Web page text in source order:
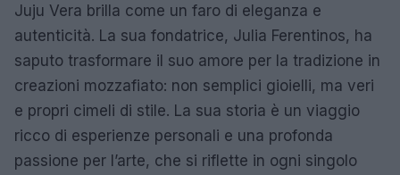
Juju Vera brilla come un faro di eleganza e
autenticità. La sua fondatrice, Julia Ferentinos, ha
saputo trasformare il suo amore per la tradizione in
creazioni mozzafiato: non semplici gioielli, ma veri
e propri cimeli di stile. La sua storia è un viaggio
ricco di esperienze personali e una profonda
passione per l’arte, che si riflette in ogni singolo